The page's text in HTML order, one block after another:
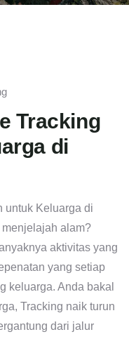
Tracking
di
untuk Keluarga di
menjelajah alam?
aktivitas yang
yang setiap
keluarga. Anda bakal
Tracking naik turun
dari jalur